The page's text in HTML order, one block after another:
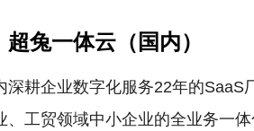
超兔一体云（国内）
深耕企业数字化服务22年的
、工贸领域中小企业的全业务一